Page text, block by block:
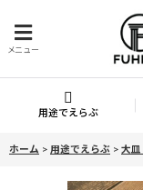
メニュー
用途でえらぶ
ホーム > 用途でえらぶ > 大皿